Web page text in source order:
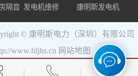
隔音 发电机维修 康明斯发电机
© 康明斯电力（深圳）有限公司
www.fdjhs.cn 网站地图